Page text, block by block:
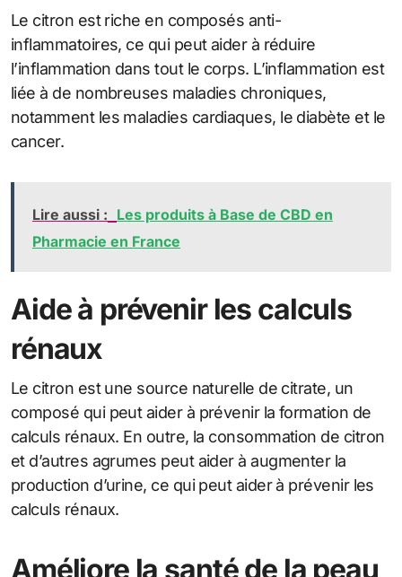
Le citron est riche en composés anti-
inflammatoires, ce qui peut aider à réduire
l’inflammation dans tout le corps. L’inflammation est
liée à de nombreuses maladies chroniques,
notamment les maladies cardiaques, le diabète et le
cancer.
Lire aussi : Les produits à Base de CBD en
Pharmacie en France
Aide à prévenir les calculs
rénaux
Le citron est une source naturelle de citrate, un
composé qui peut aider à prévenir la formation de
calculs rénaux. En outre, la consommation de citron
et d’autres agrumes peut aider à augmenter la
production d’urine, ce qui peut aider à prévenir les
calculs rénaux.
Améliore la santé de la peau